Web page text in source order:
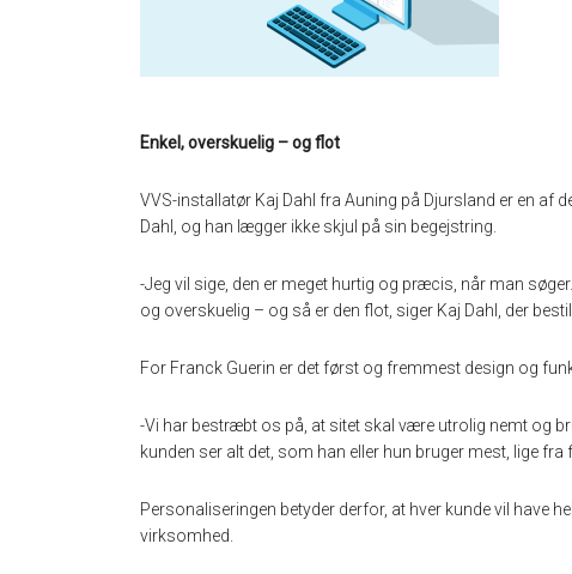
Enkel, overskuelig – og flot
VVS-installatør Kaj Dahl fra Auning på Djursland er en af
Dahl, og han lægger ikke skjul på sin begejstring.
-Jeg vil sige, den er meget hurtig og præcis, når man
og overskuelig – og så er den flot, siger Kaj Dahl, der
For Franck Guerin er det først og fremmest design og
-Vi har bestræbt os på, at sitet skal være utrolig nemt og
kunden ser alt det, som han eller hun bruger mest, lige
Personaliseringen betyder derfor, at hver kunde vil have
virksomhed.